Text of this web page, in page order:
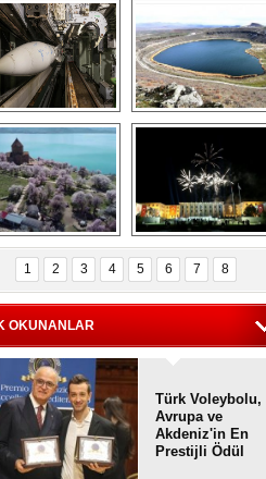
Askeri gemi
terk
gemilerin
etkileyici
görüntüleri
Kapadokya'nın
ilkbaharda bir başka
güzel
kalan
Akdamar Adası
çiçekleri ile
bir güzellik
Haftanın
fotoğrafları
1 2 3 4 5 6 7 8
OKUNANLAR
Türk Voleybolu,
Avrupa ve
Akdeniz'in En
Prestijli Ödül